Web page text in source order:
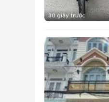
30 giây trước